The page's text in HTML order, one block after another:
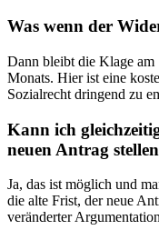
Was wenn der
Dann bleibt die Klage am
Monats. Hier ist eine
Sozialrecht dringend zu
Kann ich
neuen Antrag
Ja, das ist möglich und
die alte Frist, der neue
veränderter